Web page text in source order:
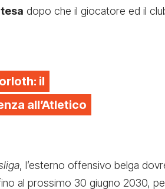
dopo che il giocatore ed il
il
all’Atletico
, l’esterno offensivo belga
al prossimo 30 giugno 2030,